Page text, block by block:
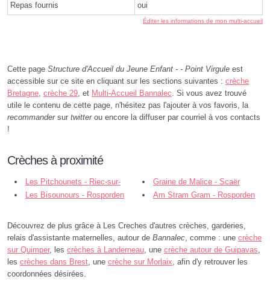
Repas fournis oui
Éditer les informations de mon multi-accueil
Cette page Structure d'Accueil du Jeune Enfant - - Point Virgule est
accessible sur ce site en cliquant sur les sections suivantes : crèche
Bretagne, crèche 29, et Multi-Accueil Bannalec. Si vous avez trouvé
utile le contenu de cette page, n'hésitez pas l'ajouter à vos favoris, la
recommandersur twitterou encore la diffuser par courriel à vos contacts
!
Crèches à proximité
Les Pitchounets - Riec-sur-
Belon
Graine de Malice - Scaër
Les Bisounours - Rosporden
Am Stram Gram - Rosporden
Découvrez de plus grâce à Les Creches d'autres crèches, garderies,
relais d'assistante maternelles, autour de Bannalec, comme : une crèche
sur Quimper, les crèches à Landerneau, une crèche autour de Guipavas,
les crèches dans Brest, une crèche sur Morlaix, afin d'y retrouver les
coordonnées désirées.